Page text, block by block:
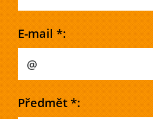
E-mail *:
Předmět *: